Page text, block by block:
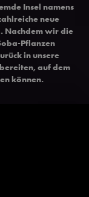
Insel namens
neue
Nachdem wir die
Pflanzen
in unsere
auf dem
können.